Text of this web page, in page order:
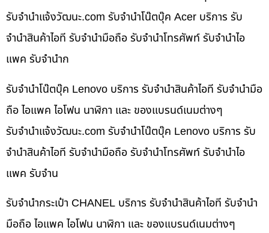
รับจํานําแจ้งวัฒนะ.com รับจำนำโน๊ตบุ๊ค Acer บริการ รับ
จำนำสินค้าไอที รับจำนำมือถือ รับจำนำโทรศัพท์ รับจำนำไอ
แพค รับจำนำก
รับจำนำโน๊ตบุ๊ค Lenovo บริการ รับจำนำสินค้าไอที รับจำนำมือ
ถือ ไอแพค ไอโฟน นาฬิกา และ ของแบรนด์เนมต่างๆ
รับจํานําแจ้งวัฒนะ.com รับจำนำโน๊ตบุ๊ค Lenovo บริการ รับ
จำนำสินค้าไอที รับจำนำมือถือ รับจำนำโทรศัพท์ รับจำนำไอ
แพค รับจำน
รับจำนำกระเป๋า CHANEL บริการ รับจำนำสินค้าไอที รับจำนำ
มือถือ ไอแพค ไอโฟน นาฬิกา และ ของแบรนด์เนมต่างๆ